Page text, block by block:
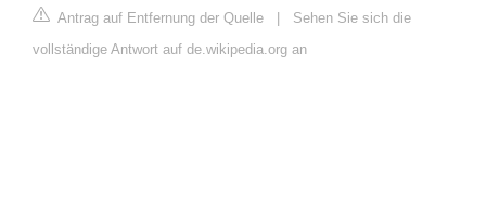
Antrag auf Entfernung der Quelle | Sehen Sie sich die
vollständige Antwort auf de.wikipedia.org an